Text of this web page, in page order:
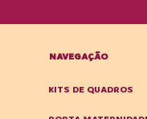
NAVEGAÇÃO
KITS DE QUADROS